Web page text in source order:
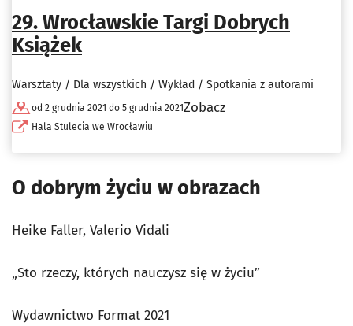
29. Wrocławskie Targi Dobrych
Książek
Warsztaty / Dla wszystkich / Wykład / Spotkania z autorami
od 2 grudnia 2021 do 5 grudnia 2021
Hala Stulecia we Wrocławiu
Zobacz
O dobrym życiu w obrazach
Heike Faller, Valerio Vidali
„Sto rzeczy, których nauczysz się w życiu”
Wydawnictwo Format 2021